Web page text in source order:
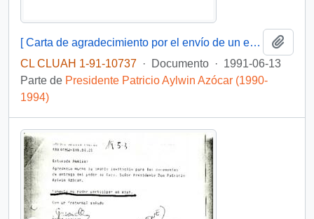
[ Carta de agradecimiento por el envío de un ejemplar de la Revista Escolar "Instituto" del Instituto Salesiano]
CL CLUAH 1-91-10737 · Documento · 1991-06-13
Parte de Presidente Patricio Aylwin Azócar (1990-
1994)